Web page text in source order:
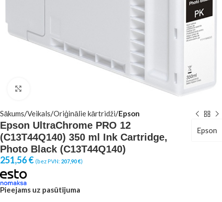
Sākums Veikals Oriģinālie kārtridži Epson
Epson UltraChrome PRO 12
(C13T44Q140) 350 ml Ink Cartridge,
Photo Black (C13T44Q140)
Epson
251,56€ (bez PVN: 207,90€)
Pieejams uz pasūtījuma